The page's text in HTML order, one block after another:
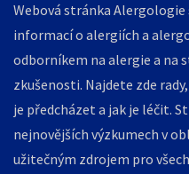
Webová stránka Alergologie
informací o alergiích a
odborníkem na alergie a na
zkušenosti. Najdete zde
je předcházet a jak je léčit.
nejnovějších výzkumech v
užitečným zdrojem pro